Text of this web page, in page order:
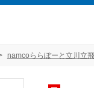
namcoららぽーと立川立